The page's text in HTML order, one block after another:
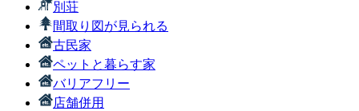
別荘
間取り図が見られる
古民家
ペットと暮らす家
バリアフリー
店舗併用